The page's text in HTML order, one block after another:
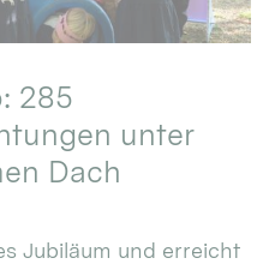
285
unter
Dach
Jubiläum und erreicht